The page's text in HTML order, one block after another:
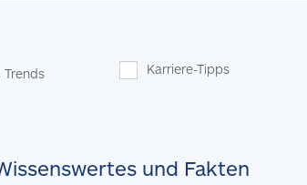
Karriere-Tipps
und Fakten